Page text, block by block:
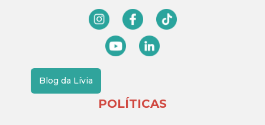
Blog da Lívia
POLÍTICAS